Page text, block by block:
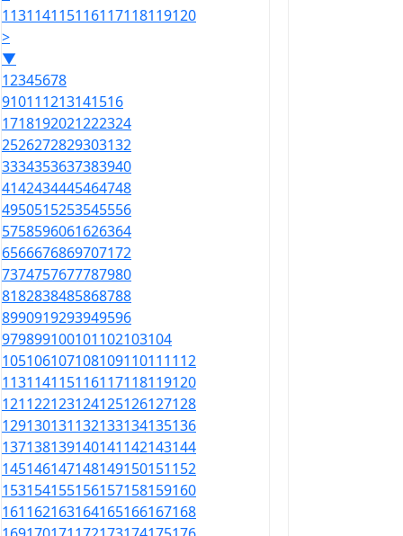
113114115116117118119120
>
▼
12345678
910111213141516
1718192021222324
2526272829303132
3334353637383940
4142434445464748
4950515253545556
5758596061626364
6566676869707172
7374757677787980
8182838485868788
8990919293949596
979899100101102103104
105106107108109110111112
113114115116117118119120
121122123124125126127128
129130131132133134135136
137138139140141142143144
145146147148149150151152
153154155156157158159160
161162163164165166167168